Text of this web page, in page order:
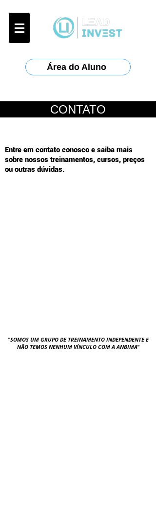
Área do Aluno
CONTATO
Entre em contato conosco e saiba mais
sobre nossos treinamentos, cursos, preços
ou outras dúvidas.
"SOMOS UM GRUPO DE TREINAMENTO INDEPENDENTE E
NÃO TEMOS NENHUM VÍNCULO COM A ANBIMA"